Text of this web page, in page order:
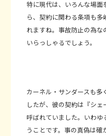
特に現代は、いろんな場
ら、契約に関わる条項も
れますね。事故防止の為
いらっしゃるでしょう。
カーネル・サンダースも多
したが、彼の契約は『シ
呼ばれていました。いわ
うことです。事の真偽は確